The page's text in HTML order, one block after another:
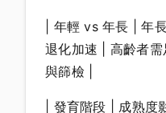
| 年輕 vs 年長 | 年
退化加速 | 高齡者
與篩檢 |
| 發育階段 | 成熟度